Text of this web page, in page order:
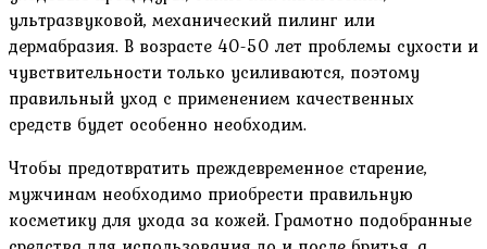
ультразвуковой, механический пилинг или
дермабразия. В возрасте 40-50 лет проблемы сухости и
чувствительности только усиливаются, поэтому
правильный уход с применением качественных
средств будет особенно необходим.
Чтобы предотвратить преждевременное старение,
мужчинам необходимо приобрести правильную
косметику для ухода за кожей. Грамотно подобранные